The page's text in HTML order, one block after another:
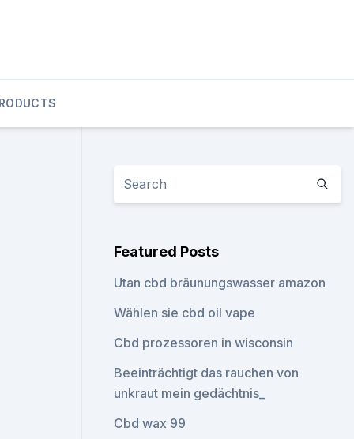
Featured Posts
Utan cbd bräunungswasser amazon
Wählen sie cbd oil vape
Cbd prozessoren in wisconsin
Beeinträchtigt das rauchen von
unkraut mein gedächtnis_
Cbd wax 99